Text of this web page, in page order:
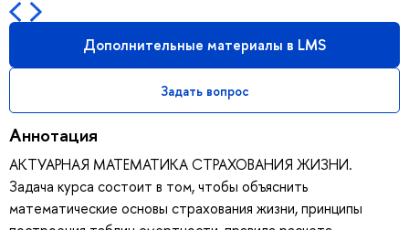
Дополнительные материалы в LMS
Задать вопрос
Аннотация
АКТУАРНАЯ МАТЕМАТИКА СТРАХОВАНИЯ ЖИЗНИ.
Задача курса состоит в том, чтобы объяснить
математические основы страхования жизни, принципы